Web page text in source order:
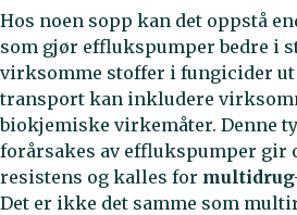
Hos noen sopp kan det oppstå
som gjør efflukspumper bedre i
virksomme stoffer i fungicider ut
transport kan inkludere
biokjemiske virkemåter. Denne
forårsakes av efflukspumper gir
resistens og kalles for
Det er ikke det samme som